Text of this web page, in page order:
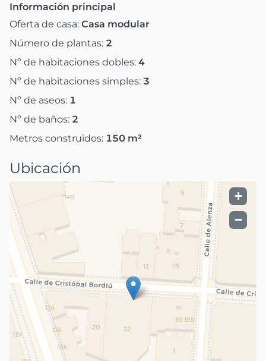
Información principal
Oferta de casa: Casa modular
Número de plantas: 2
Nº de habitaciones dobles: 4
Nº de habitaciones simples: 3
Nº de aseos: 1
Nº de baños: 2
Metros construidos: 150 m²
Ubicación
+
−